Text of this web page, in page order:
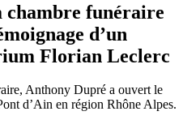
chambre funéraire
d’un
Florian Leclerc
Anthony Dupré a ouvert le
d’Ain en région Rhône Alpes.